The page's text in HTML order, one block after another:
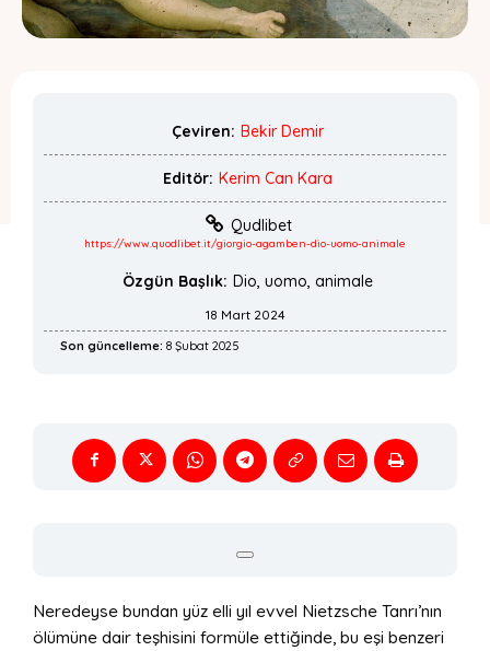
Çeviren: Bekir Demir
Editör: Kerim Can Kara
Qudlibet
https://www.quodlibet.it/giorgio-agamben-dio-uomo-animale
Özgün Başlık: Dio, uomo, animale
18 Mart 2024
Son güncelleme: 8 Şubat 2025
Neredeyse bundan yüz elli yıl evvel Nietzsche Tanrı’nın
ölümüne dair teşhisini formüle ettiğinde, bu eşi benzeri